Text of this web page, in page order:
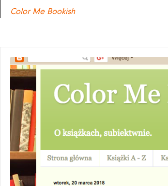
Color Me Bookish